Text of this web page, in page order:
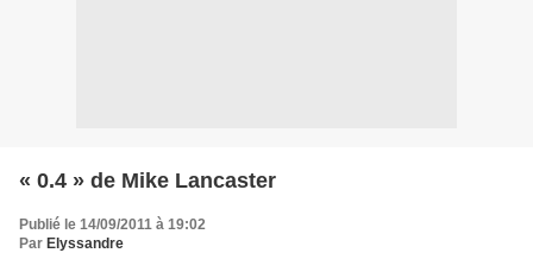
« 0.4 » de Mike Lancaster
Publié le 14/09/2011 à 19:02
Par Elyssandre